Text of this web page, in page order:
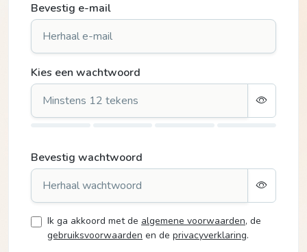
Bevestig e-mail
Kies een wachtwoord
Bevestig wachtwoord
Ik ga akkoord met de algemene voorwaarden, de
gebruiksvoorwaarden en de privacyverklaring.